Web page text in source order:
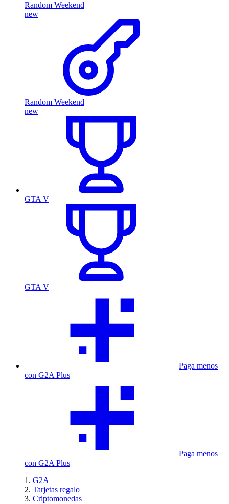
Random Weekend
new
Random Weekend
new
GTA V
GTA V
Paga menos
con G2A Plus
Paga menos
con G2A Plus
G2A
Tarjetas regalo
Criptomonedas